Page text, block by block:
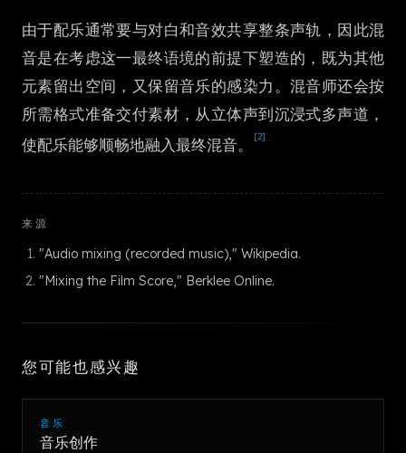
由于配乐通常要与对白和音效共享整条声轨，因此混
音是在考虑这一最终语境的前提下塑造的，既为其他
元素留出空间，又保留音乐的感染力。混音师还会按
所需格式准备交付素材，从立体声到沉浸式多声道，
使配乐能够顺畅地融入最终混音。
[2]
来源
"Audio mixing (recorded music)," Wikipedia.
"Mixing the Film Score," Berklee Online.
您可能也感兴趣
音乐
音乐创作